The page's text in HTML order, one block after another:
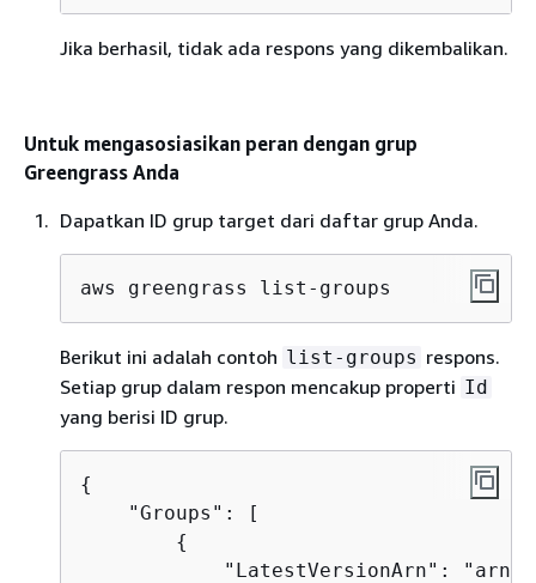
Jika berhasil, tidak ada respons yang dikembalikan.
Untuk mengasosiasikan peran dengan grup
Greengrass Anda
Dapatkan ID grup target dari daftar grup Anda.
aws greengrass list-groups
Berikut ini adalah contoh list-groups respons.
Setiap grup dalam respon mencakup properti Id
yang berisi ID grup.
{
    "Groups": [
{
"LatestVersionArn":